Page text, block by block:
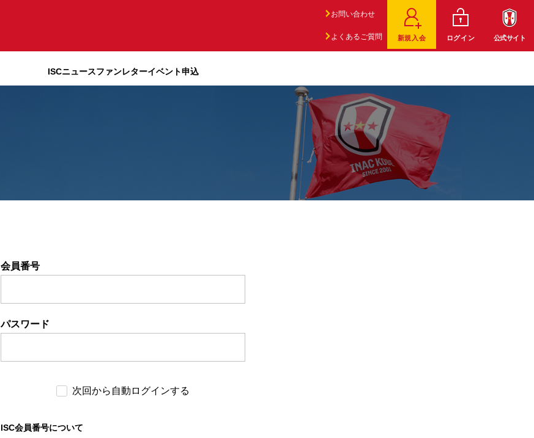
ISCニュースファンレターイベント申込
新規入会 ログイン 公式サイト
お問い合わせ
よくあるご質問
会員番号
パスワード
次回から自動ログインする
ISC会員番号について